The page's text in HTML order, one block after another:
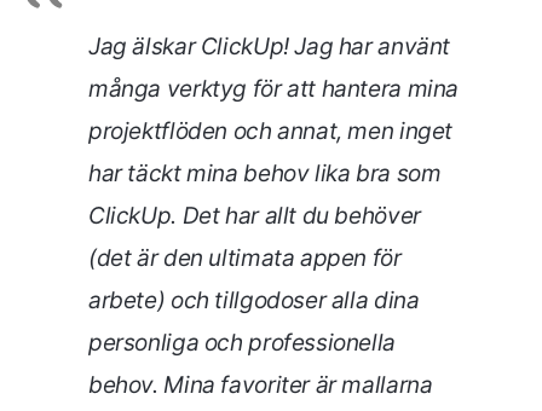
Jag älskar ClickUp! Jag har använt
många verktyg för att hantera mina
projektflöden och annat, men inget
har täckt mina behov lika bra som
ClickUp. Det har allt du behöver
(det är den ultimata appen för
arbete) och tillgodoser alla dina
personliga och professionella
behov. Mina favoriter är mallarna